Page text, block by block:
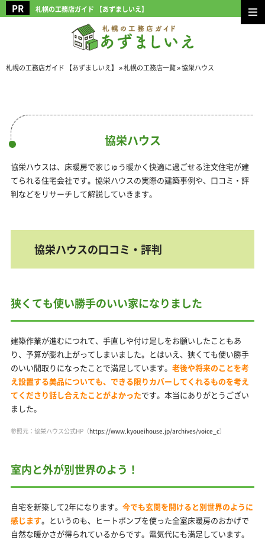
札幌の工務店ガイド 【あずましいえ】
札幌の工務店ガイド 【あずましいえ】 »札幌の工務店一覧»協栄ハウス
協栄ハウス
協栄ハウスは、床暖房で家じゅう暖かく快適に過ごせる注文住宅が建
てられる住宅会社です。協栄ハウスの実際の建築事例や、口コミ・評
判などをリサーチして解説していきます。
協栄ハウスの口コミ・評判
狭くても使い勝手のいい家になりました
建築作業が進むにつれて、手直しや付け足しをお願いしたこともあ
り、予算が膨れ上がってしまいました。とはいえ、狭くても使い勝手
のいい間取りになったことで満足しています。 老後や将来のことを考
え設置する美品についても、できる限りカバーしてくれるものを考え
てくださり話し合えたことがよかったです。本当にありがとうござい
ました。
参照元：協栄ハウス公式HP（https://www.kyoueihouse.jp/archives/voice_c）
室内と外が別世界のよう！
自宅を新築して2年になります。 今でも玄関を開けると別世界のように
感じます。というのも、ヒートポンプを使った全室床暖房のおかげで
自然な暖かさが得られているからです。電気代にも満足しています。